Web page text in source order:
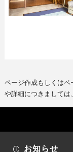
ページ作成もしくはペ
や詳細につきましては
お知らせ